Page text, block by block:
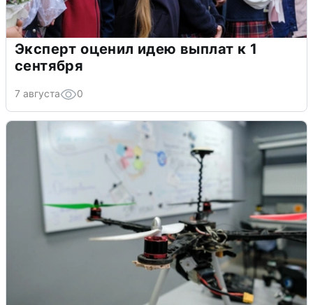
Эксперт оценил идею выплат к 1
сентября
7 августа 0